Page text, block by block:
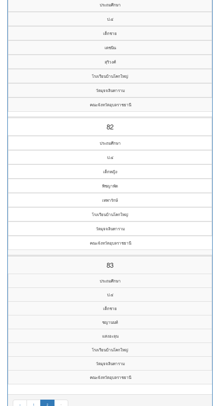
ประถมศึกษา
ป.๔
เด็กชาย
เดชนิน
สุริวงศ์
โรงเรียนบ้านโคกใหญ่
วัดมุจจลินทาราม
คณะจังหวัดอุบลราชธานี
82
ประถมศึกษา
ป.๔
เด็กหญิง
พิชญาพัด
เทพารักษ์
โรงเรียนบ้านโคกใหญ่
วัดมุจจลินทาราม
คณะจังหวัดอุบลราชธานี
83
ประถมศึกษา
ป.๔
เด็กชาย
ชญานนท์
แสงอะลุน
โรงเรียนบ้านโคกใหญ่
วัดมุจจลินทาราม
คณะจังหวัดอุบลราชธานี
« 1 2 »